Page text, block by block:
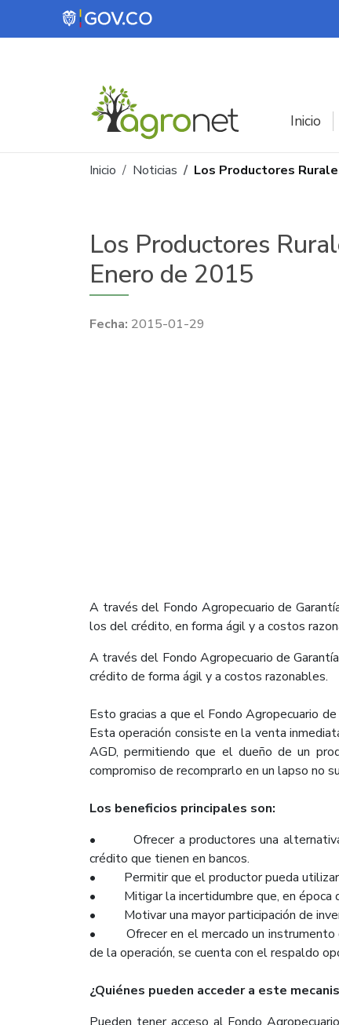
Pasar al contenido principal
Inicio
Ruta de navegación
Inicio Noticias Los Productores
Los Productores
Enero de 2015
2015-01-29
​A través del Fondo Agropecuario de
los del crédito, en forma ágil y a costos
A través del Fondo Agropecuario de
crédito de forma ágil y a costos razonables.
Esto gracias a que el Fondo Agropecuario
Esta operación consiste en la venta
AGD, permitiendo que el dueño de un
compromiso de recomprarlo en un lapso no
Los beneficios principales son:
• Ofrecer a productores una alternativa
crédito que tienen en bancos.
• Permitir que el productor pueda utilizar
• Mitigar la incertidumbre que, en época
• Motivar una mayor participación de
• Ofrecer en el mercado un instrumento
de la operación, se cuenta con el respaldo
¿Quiénes pueden acceder a este